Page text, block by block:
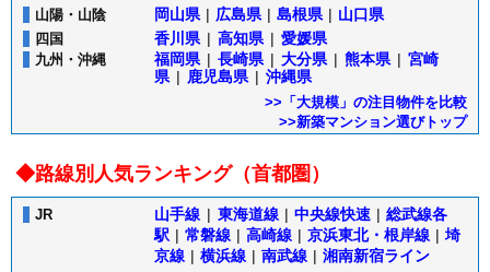
山陽・山陰 岡山県 | 広島県 | 島根県 | 山口県
四国 香川県 | 高知県 | 愛媛県
九州・沖縄 福岡県 | 長崎県 | 大分県 | 熊本県 | 宮崎
県 | 鹿児島県 | 沖縄県
>>「大規模」の注目物件を比較
>>新築マンション選びトップ
◆路線別人気ランキング（首都圏）
JR 山手線 | 東海道線 | 中央線快速 | 総武線各
駅 | 常磐線 | 高崎線 | 京浜東北・根岸線 | 埼
京線 | 横浜線 | 南武線 | 湘南新宿ライン